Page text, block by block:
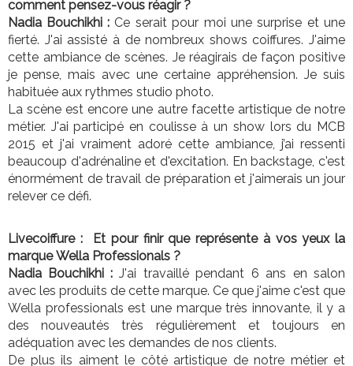
comment pensez-vous réagir ?
Nadia Bouchikhi : Ce serait pour moi une surprise et une
fierté. J'ai assisté à de nombreux shows coiffures. J'aime
cette ambiance de scènes. Je réagirais de façon positive
je pense, mais avec une certaine appréhension. Je suis
habituée aux rythmes studio photo.
La scène est encore une autre facette artistique de notre
métier. J'ai participé en coulisse à un show lors du MCB
2015 et j'ai vraiment adoré cette ambiance, j’ai ressenti
beaucoup d'adrénaline et d'excitation. En backstage, c'est
énormément de travail de préparation et j'aimerais un jour
relever ce défi.
Livecoiffure : Et pour finir que représente à vos yeux la
marque Wella Professionals ?
Nadia Bouchikhi : J'ai travaillé pendant 6 ans en salon
avec les produits de cette marque. Ce que j'aime c'est que
Wella professionals est une marque très innovante, il y a
des nouveautés très régulièrement et toujours en
adéquation avec les demandes de nos clients.
De plus ils aiment le côté artistique de notre métier et